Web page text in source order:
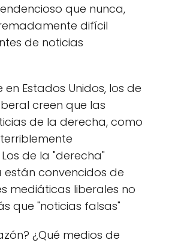
que nunca,
difícil
de noticias
en Estados Unidos, los de
creen que las
de la derecha, como
terriblemente
de la "derecha"
convencidos de
mediáticas liberales no
que "noticias falsas"
¿Qué medios de